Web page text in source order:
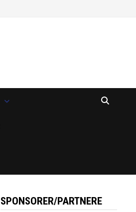
SPONSORER/PARTNERE